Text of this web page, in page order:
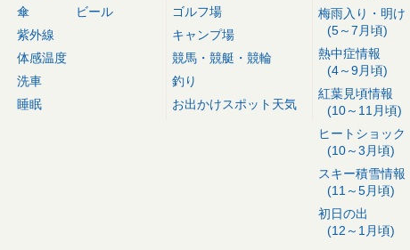
傘
紫外線
体感温度
洗車
睡眠
ビール
ゴルフ場
キャンプ場
競馬・競艇・競輪
釣り
お出かけスポット天気
梅雨入り・明け
(5～7月頃)
熱中症情報
(4～9月頃)
紅葉見頃情報
(10～11月頃)
ヒートショック
(10～3月頃)
スキー積雪情報
(11～5月頃)
初日の出
(12～1月頃)